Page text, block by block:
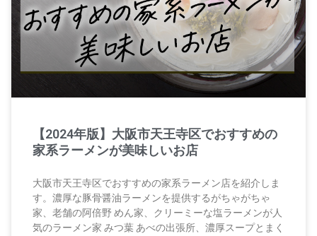
【2024年版】大阪市天王寺区でおすすめの
家系ラーメンが美味しいお店
大阪市天王寺区でおすすめの家系ラーメン店を紹介しま
す。濃厚な豚骨醤油ラーメンを提供するがちゃがちゃ
家、老舗の阿倍野 めん家、クリーミーな塩ラーメンが人
気のラーメン家 みつ葉 あべの出張所、濃厚スープとまく